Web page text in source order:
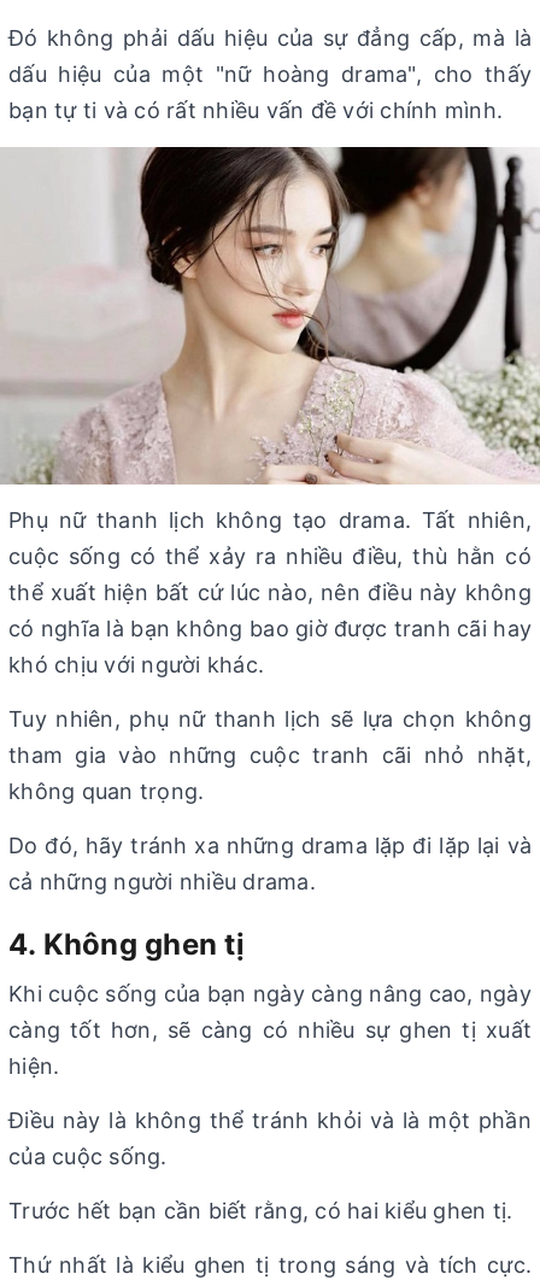
Đó không phải dấu hiệu của sự đẳng cấp, mà là
dấu hiệu của một "nữ hoàng drama", cho thấy
bạn tự ti và có rất nhiều vấn đề với chính mình.
Phụ nữ thanh lịch không tạo drama. Tất nhiên,
cuộc sống có thể xảy ra nhiều điều, thù hằn có
thể xuất hiện bất cứ lúc nào, nên điều này không
có nghĩa là bạn không bao giờ được tranh cãi hay
khó chịu với người khác.
Tuy nhiên, phụ nữ thanh lịch sẽ lựa chọn không
tham gia vào những cuộc tranh cãi nhỏ nhặt,
không quan trọng.
Do đó, hãy tránh xa những drama lặp đi lặp lại và
cả những người nhiều drama.
4. Không ghen tị
Khi cuộc sống của bạn ngày càng nâng cao, ngày
càng tốt hơn, sẽ càng có nhiều sự ghen tị xuất
hiện.
Điều này là không thể tránh khỏi và là một phần
của cuộc sống.
Trước hết bạn cần biết rằng, có hai kiểu ghen tị.
Thứ nhất là kiểu ghen tị trong sáng và tích cực.